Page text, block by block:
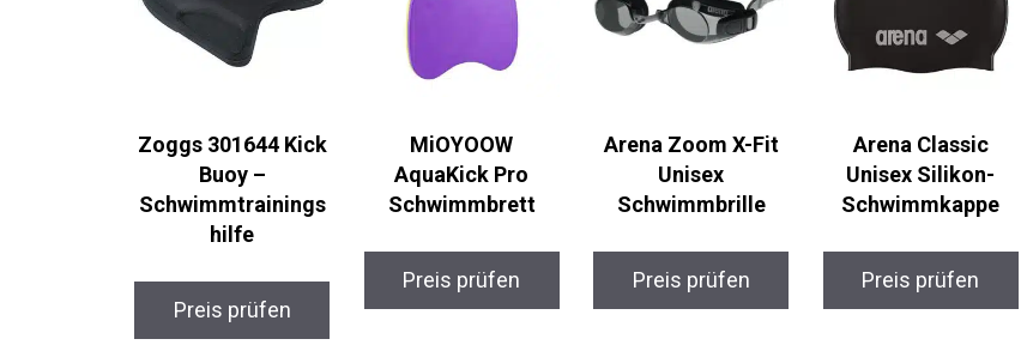
Zoggs 301644 Kick
Buoy –
Schwimmtrainings
hilfe
Preis prüfen
MiOYOOW
AquaKick Pro
Schwimmbrett
Preis prüfen
Arena Zoom X-Fit
Unisex
Schwimmbrille
Preis prüfen
Arena Classic
Unisex Silikon-
Schwimmkappe
Preis prüfen